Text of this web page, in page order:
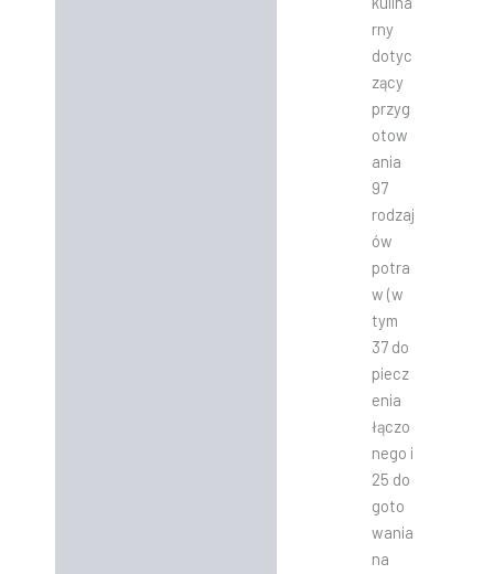
rny
dotyc
zący
przyg
otow
ania
97
rodzaj
ów
potra
w (w
tym
37 do
piecz
enia
łączo
nego i
25 do
goto
wania
na